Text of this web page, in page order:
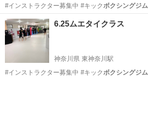
#インストラクター募集中 #キック ボクシングジム
ター募集中 …
神奈川 横浜市 東神奈川駅
キッズキックボクシング
6.25ムエタイクラス
神奈川県 東神奈川駅
#インストラクター募集中 #キック ボクシングジム